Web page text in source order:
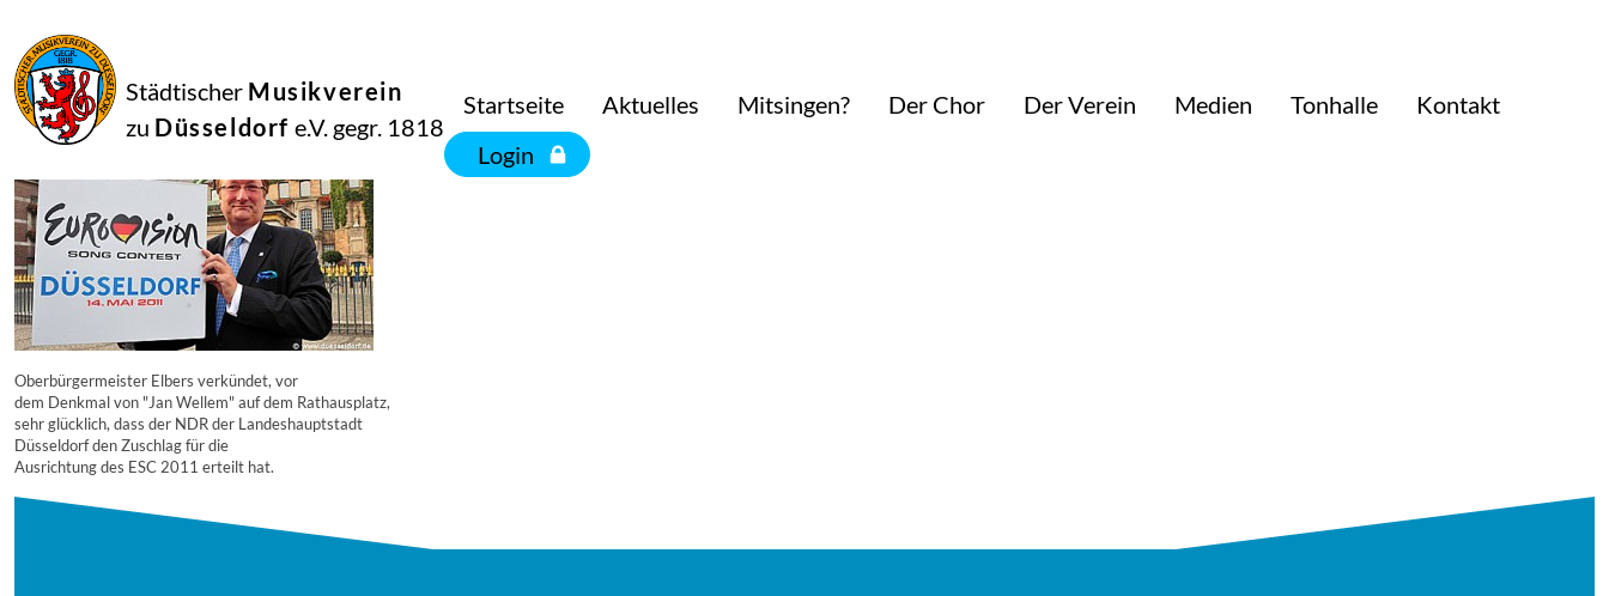
Städtischer Musikverein
zu Düsseldorf e.V. gegr. 1818
Startseite Aktuelles Mitsingen? Der Chor Der Verein Medien Tonhalle
Kontakt
Login
September
2014
Manfred Hill
8566
Oberbürgermeister Elbers verkündet, vor
dem Denkmal von "Jan Wellem" auf dem Rathausplatz,
sehr glücklich, dass der NDR der Landeshauptstadt
Düsseldorf den Zuschlag für die
Ausrichtung des ESC 2011 erteilt hat.